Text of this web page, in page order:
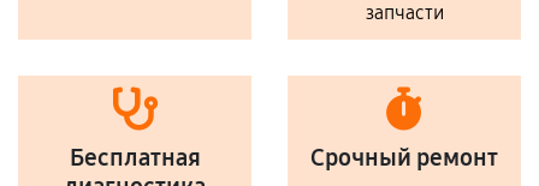
запчасти
Бесплатная
Срочный ремонт